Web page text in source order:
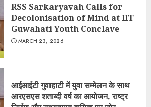
RSS Sarkaryavah Calls for
Decolonisation of Mind at IIT
Guwahati Youth Conclave
MARCH 23, 2026
आईआईटी गुवाहाटी में युवा सम्मेलन के साथ
आरएसएस शताब्दी वर्ष का आयोजन, राष्ट्र